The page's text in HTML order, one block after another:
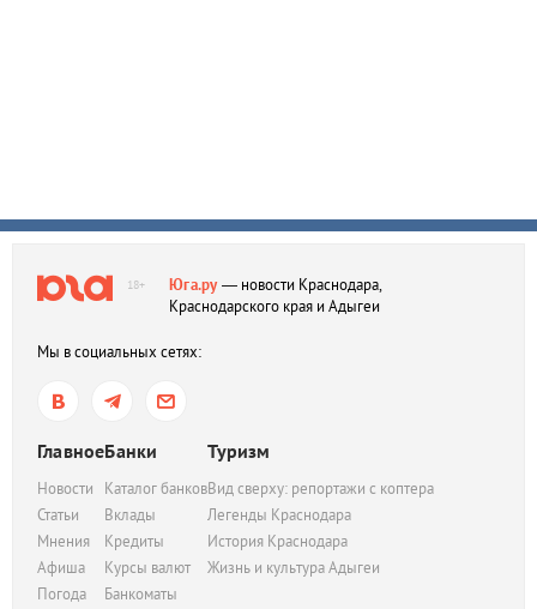
18+ Юга.ру— новости Краснодара,
Краснодарского края и Адыгеи
Мы в социальных сетях:
Главное
Новости
Статьи
Мнения
Афиша
Погода
Банки
Каталог банков
Вклады
Кредиты
Курсы валют
Банкоматы
Туризм
Вид сверху: репортажи с коптера
Легенды Краснодара
История Краснодара
Жизнь и культура Адыгеи